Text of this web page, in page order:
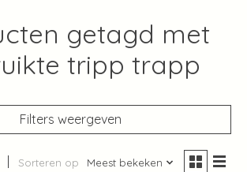
getagd met
tripp trapp
Filters weergeven
Sorteren op Meest bekeken